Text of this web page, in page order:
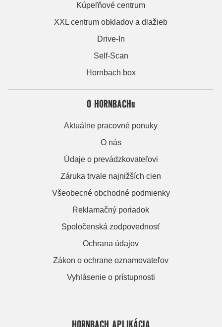
Kúpeľňové centrum
XXL centrum obkladov a dlažieb
Drive-In
Self-Scan
Hornbach box
O HORNBACHu
Aktuálne pracovné ponuky
O nás
Údaje o prevádzkovateľovi
Záruka trvale najnižších cien
Všeobecné obchodné podmienky
Reklamačný poriadok
Spoločenská zodpovednosť
Ochrana údajov
Zákon o ochrane oznamovateľov
Vyhlásenie o prístupnosti
HORNBACH APLIKÁCIA